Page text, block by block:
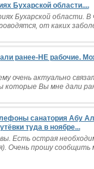
Бухарской области....
Бухарской области.
от каких
ранее-НЕ рабочие.
очень актуально
которые Вы мне дали
санатория Абу
туда в ноябре...
Есть острая
Очень прошу сообщить